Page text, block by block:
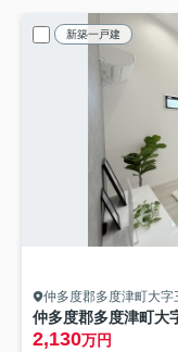
新築一戸建
仲多度郡多度津町大字
仲多度郡多度津町大
2,130万円